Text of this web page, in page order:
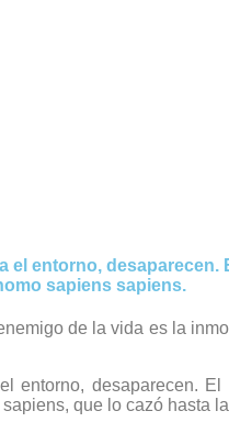
entorno,
sapiens sapiens.
de la vida es la
entorno, desaparecen.
que lo cazó hasta